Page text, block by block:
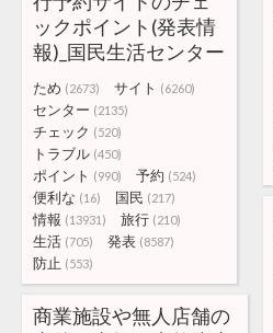
ックポイント(発表情
報)_国民生活センター
ため (2673) サイト (6260)
センター (2135)
チェック (520)
トラブル (450)
ポイント (990) 予約 (524)
便利な (16) 国民 (217)
情報 (13931) 旅行 (210)
生活 (705) 発表 (8587)
防止 (553)
商業施設や無人店舗の